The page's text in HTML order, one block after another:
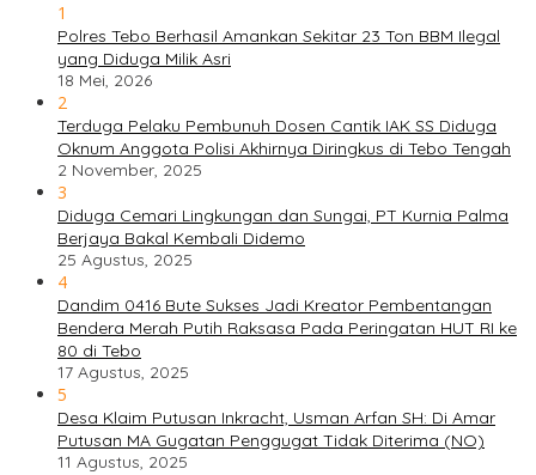
1
Polres Tebo Berhasil Amankan Sekitar 23 Ton BBM Ilegal
yang Diduga Milik Asri
18 Mei, 2026
2
Terduga Pelaku Pembunuh Dosen Cantik IAK SS Diduga
Oknum Anggota Polisi Akhirnya Diringkus di Tebo Tengah
2 November, 2025
3
Diduga Cemari Lingkungan dan Sungai, PT Kurnia Palma
Berjaya Bakal Kembali Didemo
25 Agustus, 2025
4
Dandim 0416 Bute Sukses Jadi Kreator Pembentangan
Bendera Merah Putih Raksasa Pada Peringatan HUT RI ke
80 di Tebo
17 Agustus, 2025
5
Desa Klaim Putusan Inkracht, Usman Arfan SH: Di Amar
Putusan MA Gugatan Penggugat Tidak Diterima (NO)
11 Agustus, 2025